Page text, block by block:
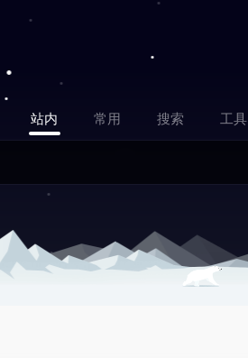
站内 常用 搜索 工具